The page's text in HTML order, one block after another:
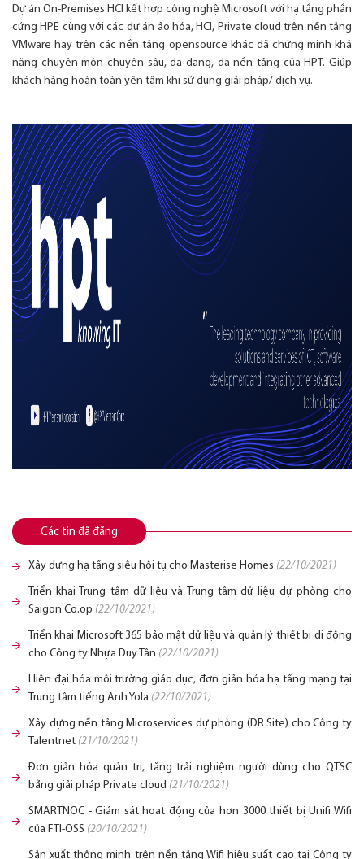
Dự án On-Premises HCI kết hợp công nghệ Microsoft với hạ tầng phần
cứng HPE cùng với các dự án ảo hóa, HCI, Private cloud trên nền tảng
VMware hay trên các nền tảng opensource khác đã chứng minh khả
năng chuyên môn chuyên sâu, đa dạng, đa nền tảng của HPT. Giúp
khách hàng hoàn toàn yên tâm khi sử dụng giải pháp/ dịch vụ.
Các tin đã đăng
Xây dựng hạ tầng siêu hội tụ cho Masterise Homes (22/10/2021)
Triển khai Trung tâm dữ liệu và Trung tâm dữ liệu dự phòng cho
Saigon Co.op (22/10/2021)
Triển khai Microsoft 365 bảo mật dữ liệu và quản lý thiết bị di động
cho Công ty Nhựa Duy Tân (22/10/2021)
Hiện đại hóa môi trường giáo dục, đơn giản hóa hạ tầng mạng tại
Trung tâm tiếng Anh Yola (22/10/2021)
Xây dựng nền tảng Microservices dự phòng (DR Site) cho Công ty
Talentnet (21/10/2021)
Đơn giản hóa quản trị, tăng trải nghiệm người dùng cho QTSC
bằng giải pháp Private cloud (21/10/2021)
SMARTNOC - Giám sát hoạt động của hơn 3000 thiết bị Unifi Wifi
của FTI-OSS (20/10/2021)
Sản xuất thông minh trên nền tảng Wifi hiệu suất cao tại Công ty